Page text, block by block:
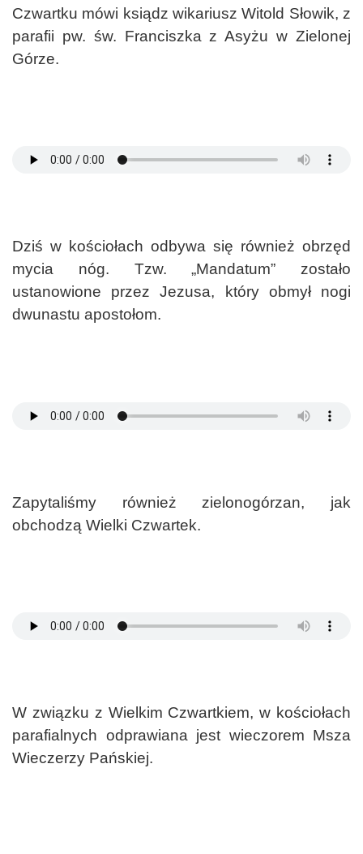
Czwartku mówi ksiądz wikariusz Witold Słowik, z
parafii pw. św. Franciszka z Asyżu w Zielonej
Górze.
Dziś w kościołach odbywa się również obrzęd
mycia nóg. Tzw. „Mandatum” zostało
ustanowione przez Jezusa, który obmył nogi
dwunastu apostołom.
Zapytaliśmy również zielonogórzan, jak
obchodzą Wielki Czwartek.
W związku z Wielkim Czwartkiem, w kościołach
parafialnych odprawiana jest wieczorem Msza
Wieczerzy Pańskiej.